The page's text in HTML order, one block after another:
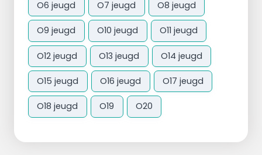
O6 jeugd O7 jeugd O8 jeugd
O9 jeugd O10 jeugd O11 jeugd
O12 jeugd O13 jeugd O14 jeugd
O15 jeugd O16 jeugd O17 jeugd
O18 jeugd O19 O20